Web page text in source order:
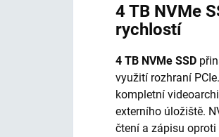
4 TB NVMe
rychlostí
4 TB NVMe SSD
využití rozhraní
kompletní
externího úložiště.
čtení a zápisu oproti